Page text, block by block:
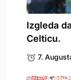
Izgleda
Celticu.
7.